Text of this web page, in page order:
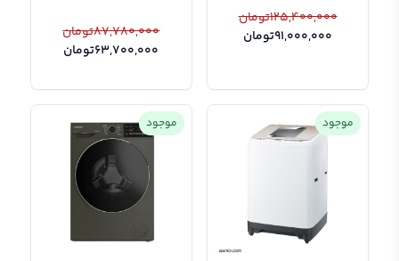
91,000,000تومان
125,400,000تومان
63,700,000تومان
87,780,000تومان
موجود موجود